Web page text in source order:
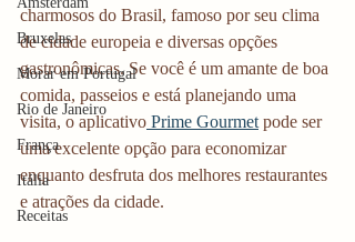
Bruxelas
Morar em Portugal
Rio de Janeiro
França
Itália
Receitas
charmosos do Brasil, famoso por seu clima
de cidade europeia e diversas opções
gastronômicas. Se você é um amante de boa
comida, passeios e está planejando uma
visita, o aplicativo Prime Gourmet pode ser
uma excelente opção para economizar
enquanto desfruta dos melhores restaurantes
e atrações da cidade.